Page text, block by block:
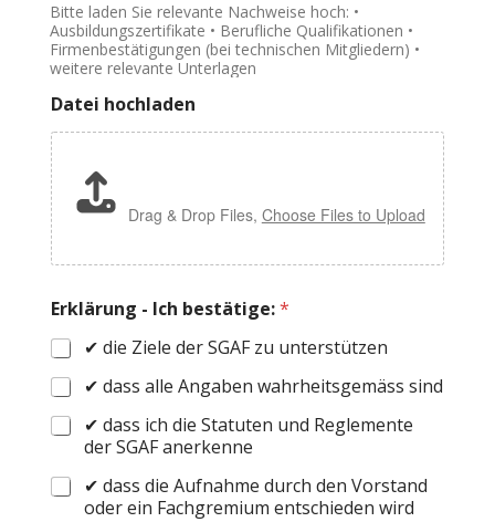
Bitte laden Sie relevante Nachweise hoch: •
Ausbildungszertifikate • Berufliche Qualifikationen •
Firmenbestätigungen (bei technischen Mitgliedern) •
weitere relevante Unterlagen
Datei hochladen
Drag & Drop Files, Choose Files to Upload
Erklärung - Ich bestätige:*
✔ die Ziele der SGAF zu unterstützen
✔ dass alle Angaben wahrheitsgemäss sind
✔ dass ich die Statuten und Reglemente
der SGAF anerkenne
✔ dass die Aufnahme durch den Vorstand
oder ein Fachgremium entschieden wird